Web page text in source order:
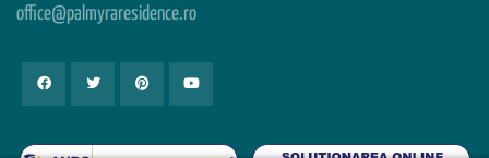
office@palmyraresidence.ro